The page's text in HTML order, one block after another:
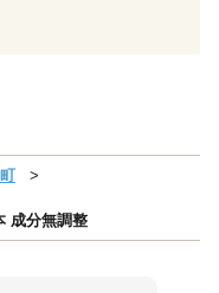
成分無調整